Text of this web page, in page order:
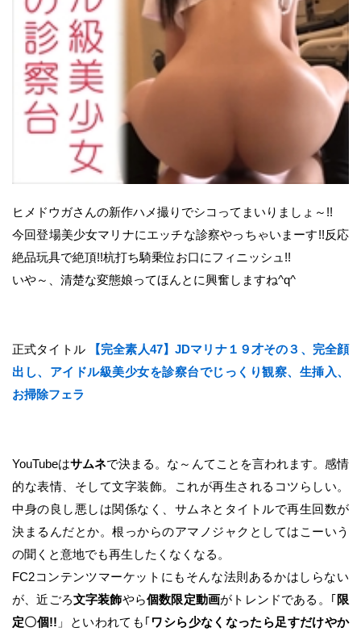
ヒメドウガさんの新作ハメ撮りでシコってまいりましょ～!!
今回登場美少女マリナにエッチな診察やっちゃいまーす!!反応
絶品玩具で絶頂!!杭打ち騎乗位お口にフィニッシュ!!
いや～、清楚な変態娘ってほんとに興奮しますね^q^
正式タイトル
【完全素人47】JDマリナ１９才その３、完全顔
出し、アイドル級美少女を診察台でじっくり観察、生挿入、
お掃除フェラ
YouTubeはサムネで決まる。な～んてことを言われます。感情
的な表情、そして文字装飾。これが再生されるコツらしい。
中身の良し悪しは関係なく、サムネとタイトルで再生回数が
決まるんだとか。根っからのアマノジャクとしてはこーいう
の聞くと意地でも再生したくなくなる。
FC2コンテンツマーケットにもそんな法則あるかはしらない
が、近ごろ文字装飾やら個数限定動画がトレンドである。｢限
定〇個!! 」といわれても｢ワシら少なくなったら足すだけやか